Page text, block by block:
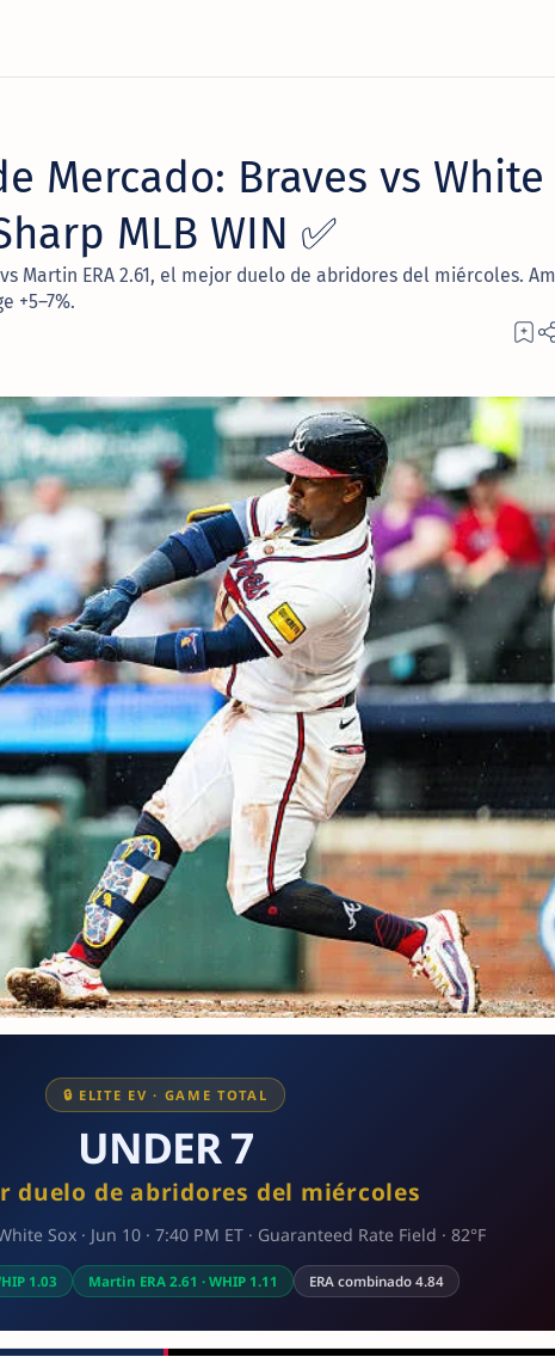
Mercado: Braves vs White
MLB WIN ✅
Martin ERA 2.61, el mejor duelo de abridores del miércoles.
+5–7%.
🔒 ELITE EV · GAME TOTAL
UNDER 7
duelo de abridores del miércoles
Sox · Jun 10 · 7:40 PM ET · Guaranteed Rate Field · 82°F
1.03 Martin ERA 2.61 · WHIP 1.11 ERA combinado 4.84